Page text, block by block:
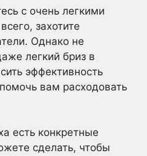
с очень легкими
захотите
Однако не
легкий бриз в
эффективность
вам расходовать
есть конкретные
сделать, чтобы